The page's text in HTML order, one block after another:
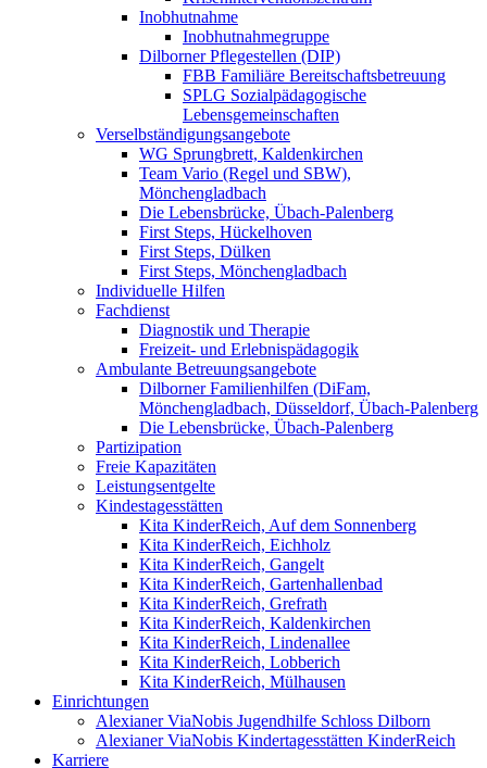
Inobhutnahme
Inobhutnahmegruppe
Dilborner Pflegestellen (DIP)
FBB Familiäre Bereitschaftsbetreuung
SPLG Sozialpädagogische
Lebensgemeinschaften
Verselbständigungsangebote
WG Sprungbrett, Kaldenkirchen
Team Vario (Regel und SBW),
Mönchengladbach
Die Lebensbrücke, Übach-Palenberg
First Steps, Hückelhoven
First Steps, Dülken
First Steps, Mönchengladbach
Individuelle Hilfen
Fachdienst
Diagnostik und Therapie
Freizeit- und Erlebnispädagogik
Ambulante Betreuungsangebote
Dilborner Familienhilfen (DiFam,
Mönchengladbach, Düsseldorf, Übach-Palenberg
Die Lebensbrücke, Übach-Palenberg
Partizipation
Freie Kapazitäten
Leistungsentgelte
Kindestagesstätten
Kita KinderReich, Auf dem Sonnenberg
Kita KinderReich, Eichholz
Kita KinderReich, Gangelt
Kita KinderReich, Gartenhallenbad
Kita KinderReich, Grefrath
Kita KinderReich, Kaldenkirchen
Kita KinderReich, Lindenallee
Kita KinderReich, Lobberich
Kita KinderReich, Mülhausen
Einrichtungen
Alexianer ViaNobis Jugendhilfe Schloss Dilborn
Alexianer ViaNobis Kindertagesstätten KinderReich
Karriere